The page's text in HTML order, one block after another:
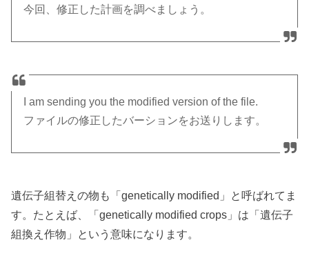
今回、修正した計画を調べましょう。
I am sending you the modified version of the file.
ファイルの修正したバーションをお送りします。
遺伝子組替えの物も「genetically modified」と呼ばれてま
す。たとえば、「genetically modified crops」は「遺伝子
組換え作物」という意味になります。